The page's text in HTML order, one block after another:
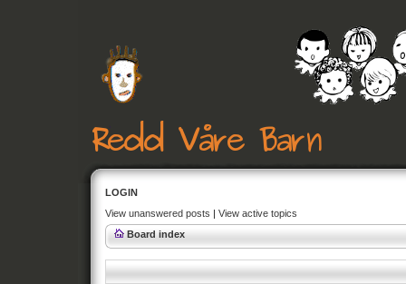
LOGIN
View unanswered posts | View active topics
Board index